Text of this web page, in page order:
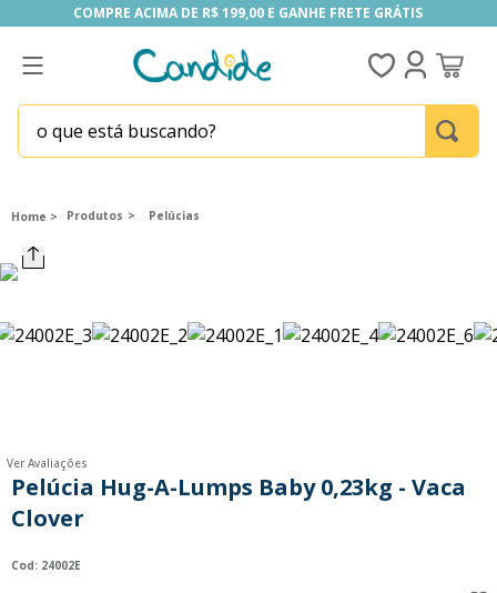
COMPRE ACIMA DE R$ 199,00 E GANHE FRETE GRÁTIS
COMPRE ACIMA DE R$ 199,00 E GANHE FRETE GRÁTIS
o que está buscando?
Produtos Pelúcias
Ver Avaliações
Pelúcia Hug-A-Lumps Baby 0,23kg - Vaca
Clover
: 24002E
funko
º
funko pop